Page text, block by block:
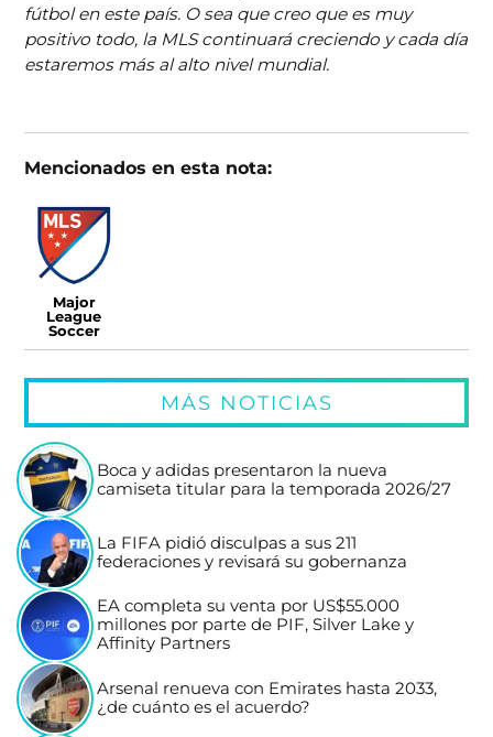
fútbol en este país. O sea que creo que es muy
positivo todo, la MLS continuará creciendo y cada día
estaremos más al alto nivel mundial.
Mencionados en esta nota:
Major
League
Soccer
MÁS NOTICIAS
Boca y adidas presentaron la nueva
camiseta titular para la temporada 2026/27
La FIFA pidió disculpas a sus 211
federaciones y revisará su gobernanza
EA completa su venta por US$55.000
millones por parte de PIF, Silver Lake y
Affinity Partners
Arsenal renueva con Emirates hasta 2033,
¿de cuánto es el acuerdo?